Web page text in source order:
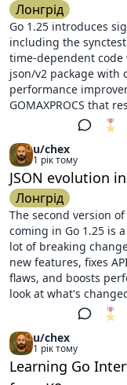
Лонгрід
Go 1.25 introduces
including the
time-dependent code
json/v2 package with
performance
GOMAXPROCS that
🎖️
u/chex
1 рік тому
JSON evolution
Лонгрід
The second version
coming in Go 1.25 is
lot of breaking
new features, fixes
flaws, and boosts
look at what's
🎖️
u/chex
1 рік тому
Learning Go